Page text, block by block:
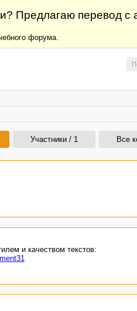
Предлагаю перевод с
форума.
Участники / 1 Все
и качеством текстов: